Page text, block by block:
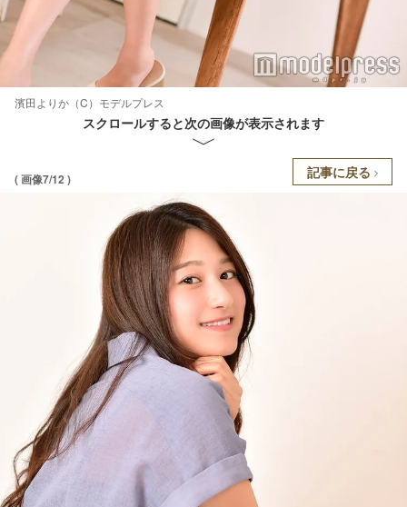
濱田よりか（C）モデルプレス
スクロールすると次の画像が表示されます
( 画像7/12 ) 記事に戻る